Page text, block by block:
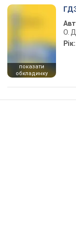
показати
обкладинку
О.
Рік: